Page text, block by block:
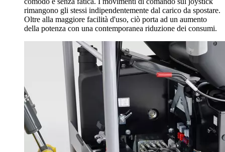
rimangono gli stessi indipendentemente dal carico da spostare.
Oltre alla maggiore facilità d'uso, ciò porta ad un aumento
della potenza con una contemporanea riduzione dei consumi.